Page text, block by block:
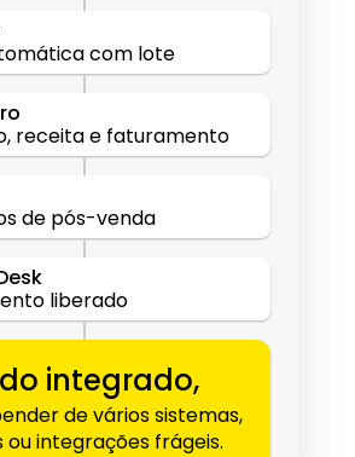
com lote
receita e faturamento
de pós-venda
liberado
integrado,
de vários sistemas,
ou integrações frágeis.